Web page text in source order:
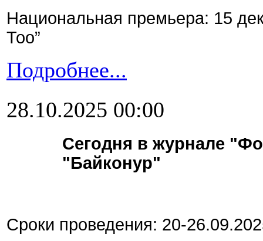
Национальная премьера: 15
Тоо”
Подробнее...
28.10.2025 00:00
Сегодня в журнале
"Байконур"
Сроки проведения: 20-